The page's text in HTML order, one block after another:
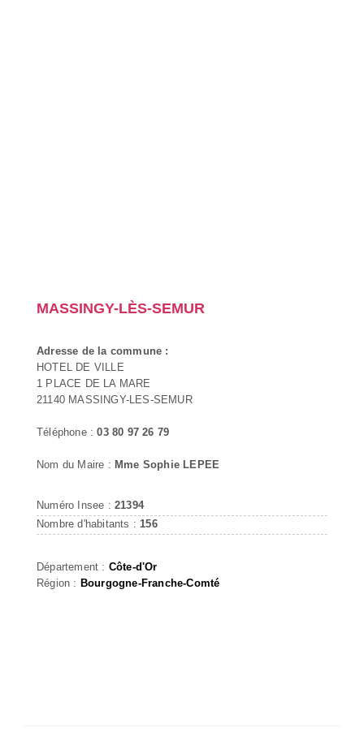
MASSINGY-LÈS-SEMUR
Adresse de la commune :
HOTEL DE VILLE
1 PLACE DE LA MARE
21140 MASSINGY-LES-SEMUR
Téléphone :03 80 97 26 79
Nom du Maire : Mme Sophie LEPEE
Numéro Insee : 21394
Nombre d'habitants : 156
Département : Côte-d'Or
Région : Bourgogne-Franche-Comté